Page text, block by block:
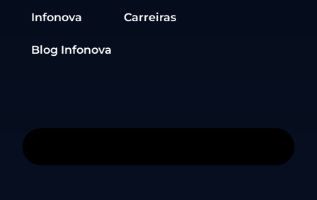
Infonova Carreiras
Blog Infonova